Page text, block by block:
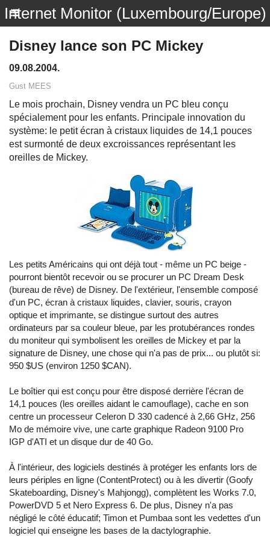
Internet Monitor (Luxembourg/Europe)
Disney lance son PC Mickey
09.08.2004.
Gust MEES
Le mois prochain, Disney vendra un PC bleu conçu
spécialement pour les enfants. Principale innovation du
système: le petit écran à cristaux liquides de 14,1 pouces
est surmonté de deux excroissances représentant les
oreilles de Mickey.
Les petits Américains qui ont déjà tout - même un PC beige -
pourront bientôt recevoir ou se procurer un PC Dream Desk
(bureau de rêve) de Disney. De l'extérieur, l'ensemble composé
d'un PC, écran à cristaux liquides, clavier, souris, crayon
optique et imprimante, se distingue surtout des autres
ordinateurs par sa couleur bleue, par les protubérances rondes
du moniteur qui symbolisent les oreilles de Mickey et par la
signature de Disney, une chose qui n'a pas de prix... ou plutôt si:
950 $US (environ 1250 $CAN).
Le boîtier qui est conçu pour être disposé derrière l'écran de
14,1 pouces (les oreilles aidant le camouflage), cache en son
centre un processeur Celeron D 330 cadencé à 2,66 GHz, 256
Mo de mémoire vive, une carte graphique Radeon 9100 Pro
IGP d'ATI et un disque dur de 40 Go.
À l'intérieur, des logiciels destinés à protéger les enfants lors de
leurs périples en ligne (ContentProtect) ou à les divertir (Goofy
Skateboarding, Disney's Mahjongg), complètent les Works 7.0,
PowerDVD 5 et Nero Express 6. De plus, Disney n'a pas
négligé le côté éducatif; Timon et Pumbaa sont les vedettes d'un
logiciel qui enseigne les bases de la dactylographie.